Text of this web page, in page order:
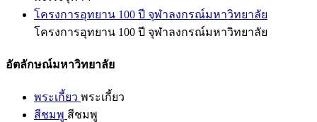
โครงการอุทยาน 100 ปี จุฬาลงกรณ์มหาวิทยาลัย
โครงการอุทยาน 100 ปี จุฬาลงกรณ์มหาวิทยาลัย
อัตลักษณ์มหาวิทยาลัย
พระเกี้ยว พระเกี้ยว
สีชมพู สีชมพู